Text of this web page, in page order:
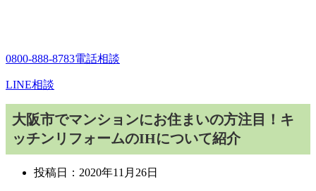
0800-888-8783電話相談
LINE相談
大阪市でマンションにお住まいの方注目！キ
ッチンリフォームのIHについて紹介
投稿日： 2020年11月26日